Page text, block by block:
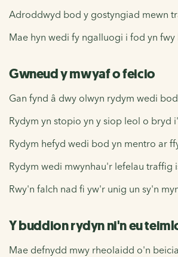
Adroddwyd bod y gostyngiad mewn
Mae hyn wedi fy ngalluogi i fod yn
Gwneud y mwyaf o feicio
Gan fynd â dwy olwyn rydym wedi
Rydym yn stopio yn y siop leol o
Rydym hefyd wedi bod yn mentro ar
Rydym wedi mwynhau'r lefelau
Rwy'n falch nad fi yw'r unig un sy'n
Y buddion rydyn ni'n eu
Mae defnydd mwy rheolaidd o'n